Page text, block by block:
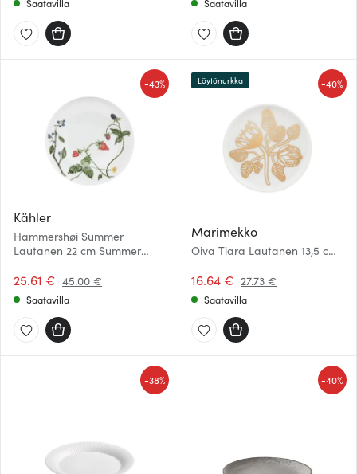
Saatavilla Saatavilla
Kähler
Hammershøi Summer
Lautanen 22 cm Summer
25.61 € 45.00 €
-43%
Saatavilla
Marimekko
Oiva Tiara Lautanen 13,5 cm
16.64 € 27.73 €
-40%
Löytönurkka
Saatavilla
-38% -40%